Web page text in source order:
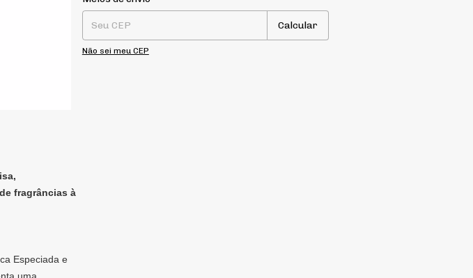
Calcular
Não sei meu CEP
fragrâncias à
Especiada e